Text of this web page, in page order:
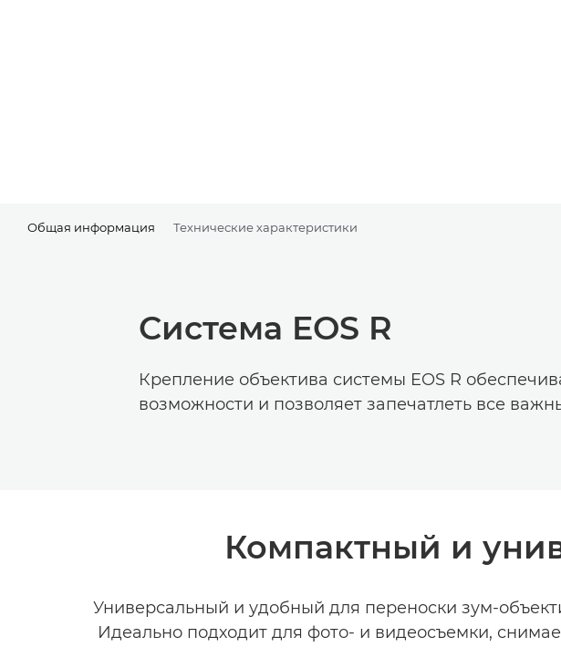
Общая информация Технические характеристики
Система EOS R
Крепление объектива системы EOS R
возможности и позволяет запечатлеть все
Компактный и
Универсальный и удобный для переноски зум-
Идеально подходит для фото- и видеосъемки,